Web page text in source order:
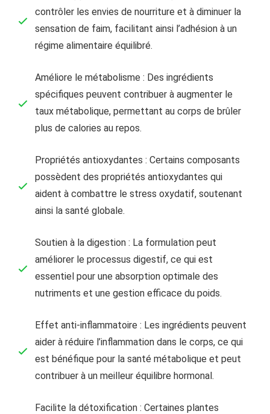
contrôler les envies de nourriture et à diminuer la
sensation de faim, facilitant ainsi l’adhésion à un
régime alimentaire équilibré.
Améliore le métabolisme : Des ingrédients
spécifiques peuvent contribuer à augmenter le
taux métabolique, permettant au corps de brûler
plus de calories au repos.
Propriétés antioxydantes : Certains composants
possèdent des propriétés antioxydantes qui
aident à combattre le stress oxydatif, soutenant
ainsi la santé globale.
Soutien à la digestion : La formulation peut
améliorer le processus digestif, ce qui est
essentiel pour une absorption optimale des
nutriments et une gestion efficace du poids.
Effet anti-inflammatoire : Les ingrédients peuvent
aider à réduire l’inflammation dans le corps, ce qui
est bénéfique pour la santé métabolique et peut
contribuer à un meilleur équilibre hormonal.
Facilite la détoxification : Certaines plantes